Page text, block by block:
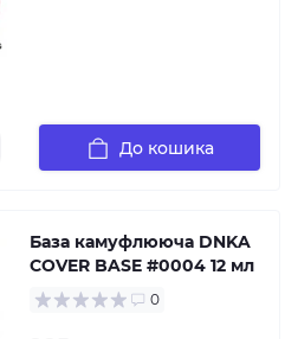
До кошика
База камуфлююча DNKA
COVER BASE #0004 12 мл
0